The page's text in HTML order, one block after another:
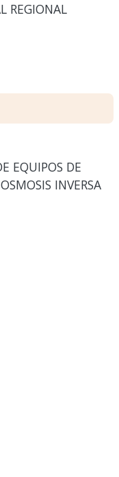
REGIONAL
EQUIPOS DE
INVERSA